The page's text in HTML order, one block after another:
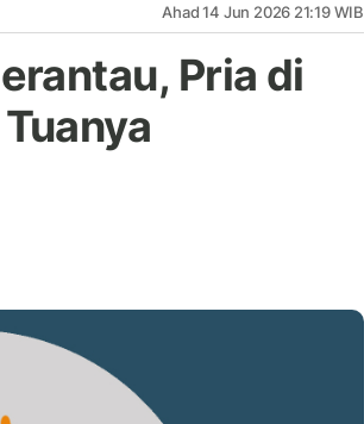
Ahad 14 Jun 2026 21:19 WIB
Pria di